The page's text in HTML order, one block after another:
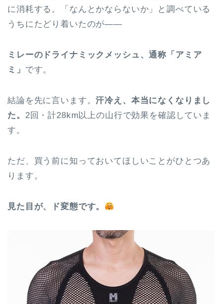
に消耗する。「なんとかならないか」と調べている
うちにたどり着いたのが——
ミレーのドライナミックメッシュ、通称「アミア
ミ」 です。
結論を先に言います。汗冷え、本当になくなりまし
た。 2回・計28km以上の山行で効果を確認していま
す。
ただ、買う前に知っておいてほしいことがひとつあ
ります。
見た目が、ド変態です。